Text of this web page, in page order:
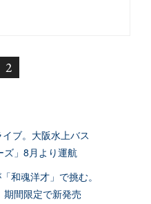
2
ブ。大阪水上バス
ズ」8月より運航
和魂洋才」で挑む。
間限定で新発売